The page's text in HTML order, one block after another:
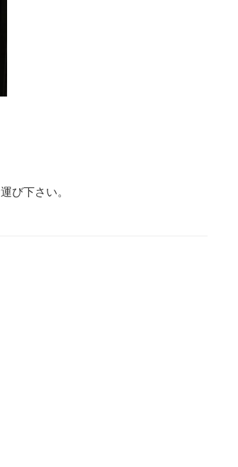
び下さい。